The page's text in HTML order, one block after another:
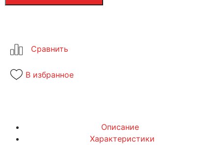
В избранное
Описание
Характеристики